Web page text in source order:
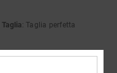
Taglia: Taglia perfetta